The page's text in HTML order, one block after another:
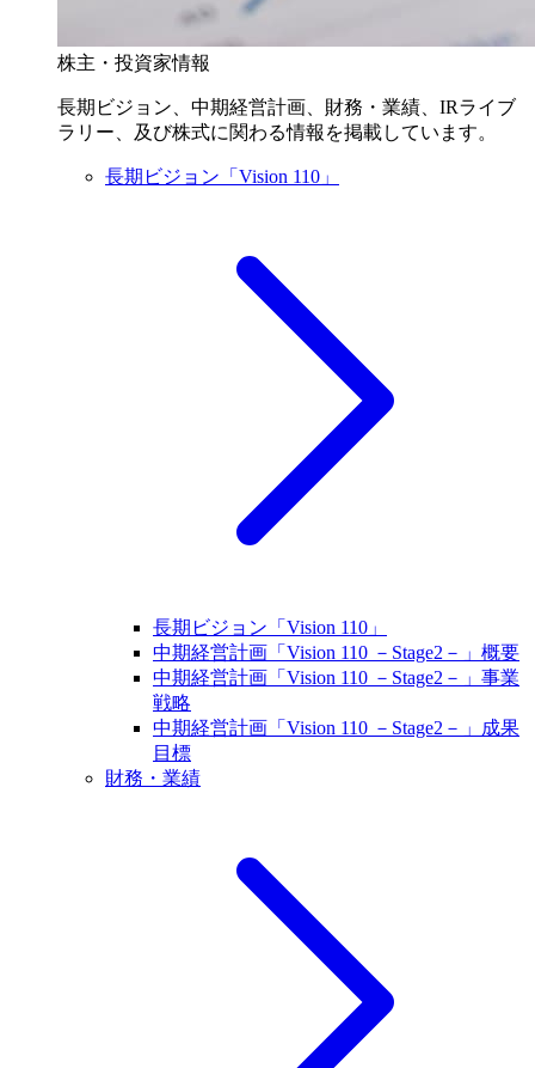
株主・投資家情報
長期ビジョン、中期経営計画、財務・業績、IRライブ
ラリー、及び株式に関わる情報を掲載しています。
長期ビジョン「Vision 110」
長期ビジョン「Vision 110」
中期経営計画「Vision 110 －Stage2－」概要
中期経営計画「Vision 110 －Stage2－」事業
戦略
中期経営計画「Vision 110 －Stage2－」成果
目標
財務・業績